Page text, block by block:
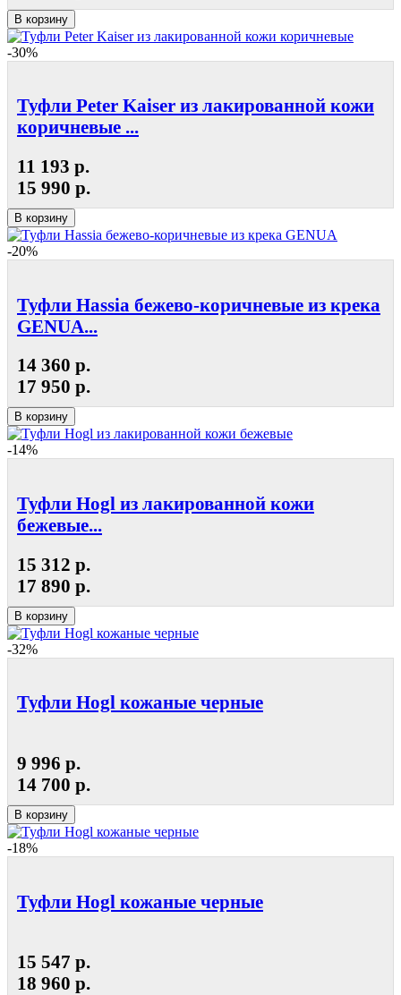
В корзину
-30%
Туфли Peter Kaiser из лакированной кожи
коричневые ...
11 193 р.
15 990 р.
В корзину
-20%
Туфли Hassia бежево-коричневые из крека
GENUA...
14 360 р.
17 950 р.
В корзину
-14%
Туфли Hogl из лакированной кожи
бежевые...
15 312 р.
17 890 р.
В корзину
-32%
Туфли Hogl кожаные черные
9 996 р.
14 700 р.
В корзину
-18%
Туфли Hogl кожаные черные
15 547 р.
18 960 р.